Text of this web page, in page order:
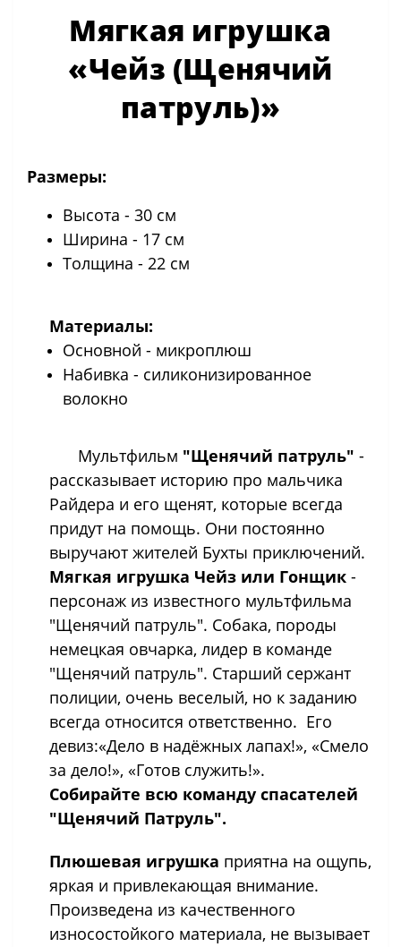
Мягкая игрушка
«Чейз (Щенячий
патруль)»
Размеры:
Высота - 30 см
Ширина - 17 см
Толщина - 22 см
Материалы:
Основной - микроплюш
Набивка - силиконизированное
волокно
Мультфильм "Щенячий патруль" -
рассказывает историю про мальчика
Райдера и его щенят, которые всегда
придут на помощь. Они постоянно
выручают жителей Бухты приключений.
Мягкая игрушка Чейз или Гонщик -
персонаж из известного мультфильма
"Щенячий патруль". Собака, породы
немецкая овчарка, лидер в команде
"Щенячий патруль". Старший сержант
полиции, очень веселый, но к заданию
всегда относится ответственно. Его
девиз:«Дело в надёжных лапах!», «Смело
за дело!», «Готов служить!».
Собирайте всю команду спасателей
"Щенячий Патруль".
Плюшевая игрушка приятна на ощупь,
яркая и привлекающая внимание.
Произведена из качественного
износостойкого материала, не вызывает